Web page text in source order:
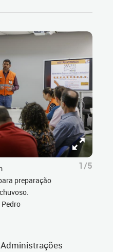
preparação
1/5